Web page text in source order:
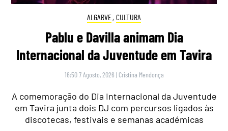
ALGARVE, CULTURA
Pablu e Davilla animam Dia
Internacional da Juventude em Tavira
16:50 7 Agosto, 2026 | Cristina Mendonça
A comemoração do Dia Internacional da Juventude
em Tavira junta dois DJ com percursos ligados às
discotecas, festivais e semanas académicas